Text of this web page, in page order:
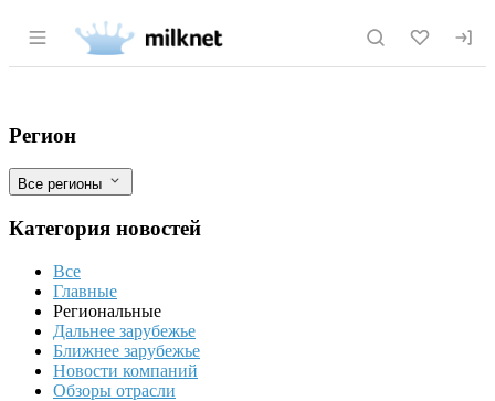
Раздел навигации по сайту milknet.ru
В Саратовской области стартуют
Фильтры
Регион
Все регионы
Категория новостей
Все
Главные
Региональные
Дальнее зарубежье
Ближнее зарубежье
Новости компаний
Обзоры отрасли